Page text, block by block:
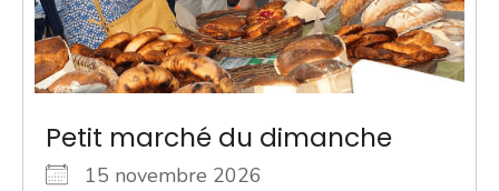
Petit marché du dimanche
15 novembre 2026